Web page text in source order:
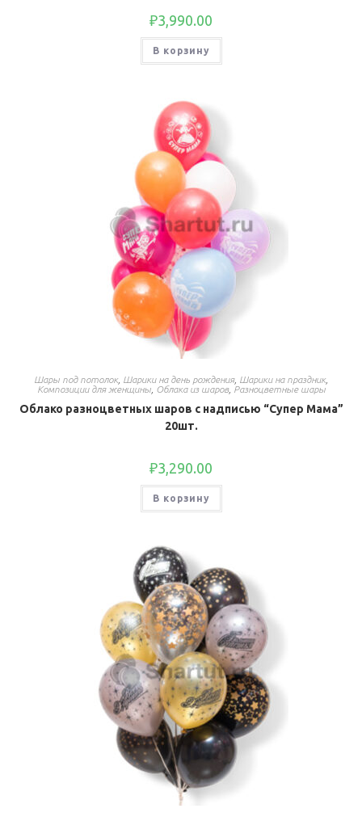
₽3,990.00
В корзину
Шары под потолок, Шарики на день рождения, Шарики на праздник,
Композиции для женщины, Облака из шаров, Разноцветные шары
Облако разноцветных шаров с надписью “Супер Мама”
20шт.
₽3,290.00
В корзину